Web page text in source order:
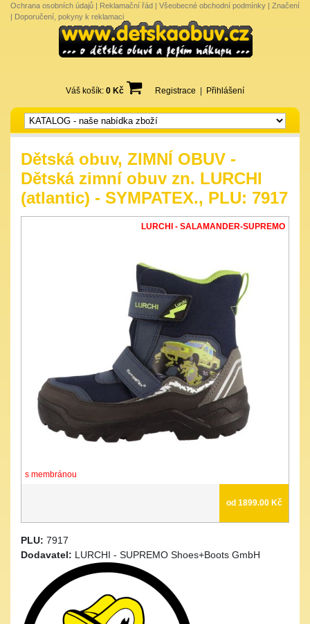
Ochrana osobních údajů | Reklamační řád | Všeobecné obchodní podmínky | Značení
| Doporučení, pokyny k reklamaci
Váš košík: 0 Kč Registrace Přihlášení
Dětská obuv, ZIMNÍ OBUV -
Dětská zimní obuv zn. LURCHI
(atlantic) - SYMPATEX., PLU: 7917
LURCHI - SALAMANDER-SUPREMO
s membránou
od 1899.00 Kč
PLU: 7917
Dodavatel: LURCHI - SUPREMO Shoes+Boots GmbH